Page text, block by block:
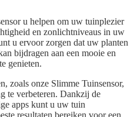
u helpen om uw tuinplezier
en zonlichtniveaus in uw
u ervoor zorgen dat uw planten
bijdragen aan een mooie en
genieten.
zoals onze Slimme Tuinsensor,
te verbeteren. Dankzij de
apps kunt u uw tuin